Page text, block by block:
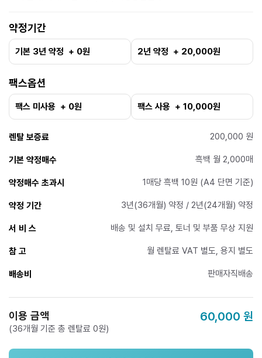
약정기간
기본 3년 약정 + 0원 2년 약정 + 20,000원
팩스옵션
팩스 미사용 + 0원 팩스 사용 + 10,000원
이용 금액 60,000 원
(36개월 기준 총 렌탈료 0원)
렌탈 보증료 200,000 원
기본 약정매수 흑백 월 2,000매
약정매수 초과시 1매당 흑백 10원 (A4 단면 기준)
약정 기간 3년(36개월) 약정 / 2년(24개월) 약정
서 비 스 배송 및 설치 무료, 토너 및 부품 무상 지원
참 고 월 렌탈료 VAT 별도, 용지 별도
배송비 판매자직배송